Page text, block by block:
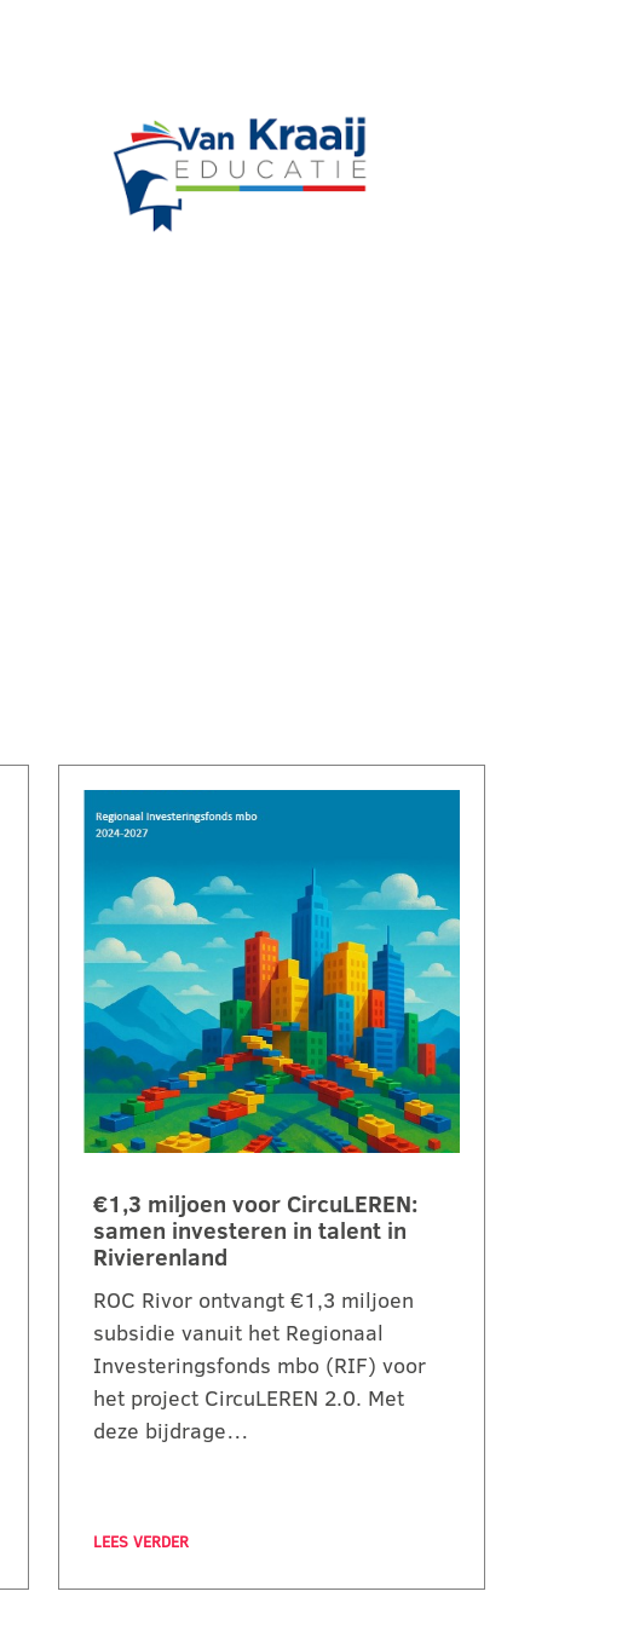
€1,3 miljoen voor CircuLEREN:
samen investeren in talent in
Rivierenland
ROC Rivor ontvangt €1,3 miljoen
subsidie vanuit het Regionaal
Investeringsfonds mbo (RIF) voor
het project CircuLEREN 2.0. Met
deze bijdrage…
LEES VERDER